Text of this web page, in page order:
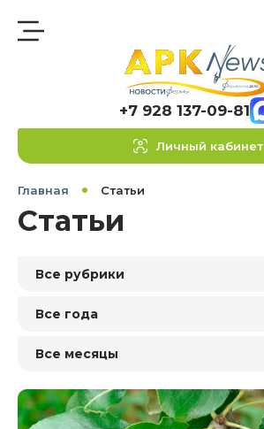
+7 928 137-09-81
Личный кабинет
Главная Статьи
Статьи
Все рубрики
Все года
Все месяцы